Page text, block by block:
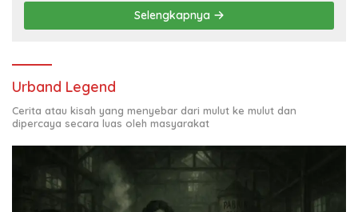
Selengkapnya
Urband Legend
Cerita atau kisah yang menyebar dari mulut ke mulut dan
dipercaya secara luas oleh masyarakat